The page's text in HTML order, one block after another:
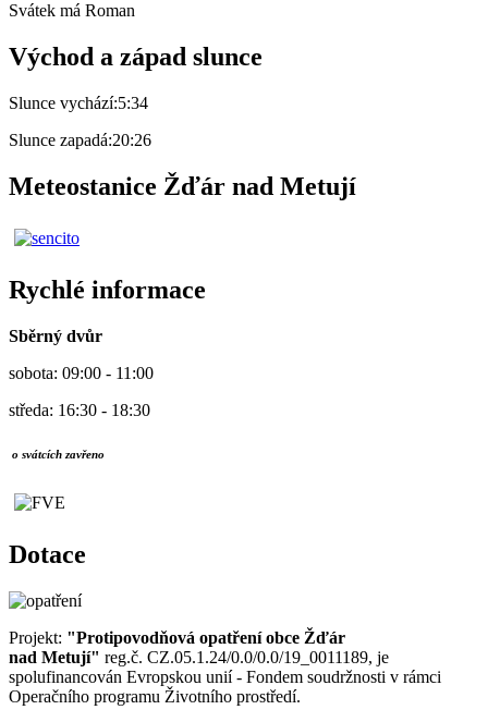
Svátek má Roman
Východ a západ slunce
Slunce vychází:5:34
Slunce zapadá:20:26
Meteostanice Žďár nad Metují
Rychlé informace
Sběrný dvůr
sobota: 09:00 - 11:00
středa: 16:30 - 18:30
o svátcích zavřeno
Dotace
Projekt: "Protipovodňová opatření obce Žďár
nad Metují" reg.č. CZ.05.1.24/0.0/0.0/19_0011189, je
spolufinancován Evropskou unií - Fondem soudržnosti v rámci
Operačního programu Životního prostředí.